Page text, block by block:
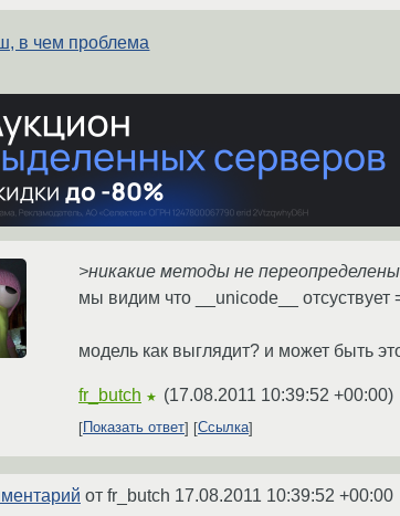
в чем проблема
>никакие методы не переопределены
мы видим что __unicode__ отсуствует
модель как выглядит? и может быть
fr_butch ★ (17.08.2011 10:39:52 +00:00)
Показать ответ Ссылка
от fr_butch 17.08.2011 10:39:52 +00:00